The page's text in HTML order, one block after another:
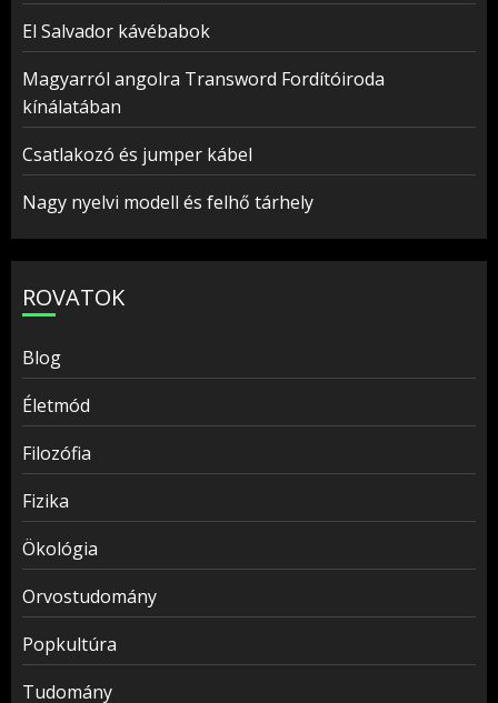
El Salvador kávébabok
Magyarról angolra Transword Fordítóiroda
kínálatában
Csatlakozó és jumper kábel
Nagy nyelvi modell és felhő tárhely
ROVATOK
Blog
Életmód
Filozófia
Fizika
Ökológia
Orvostudomány
Popkultúra
Tudomány